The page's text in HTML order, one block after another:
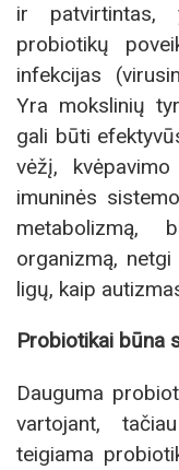
ir patvirtintas,
probiotikų
infekcijas
Yra mokslinių
gali būti
vėžį,
imuninės
metabolizmą,
organizmą,
ligų, kaip
Probiotikai būna
Dauguma
vartojant,
teigiama